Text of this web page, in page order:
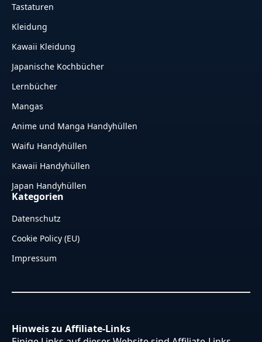
Tastaturen
Kleidung
Kawaii Kleidung
Japanische Kochbücher
Lernbücher
Mangas
Anime und Manga Handyhüllen
Waifu Handyhüllen
Kawaii Handyhüllen
Japan Handyhüllen
Kategorien
Datenschutz
Cookie Policy (EU)
Impressum
Hinweis zu Affiliate-Links